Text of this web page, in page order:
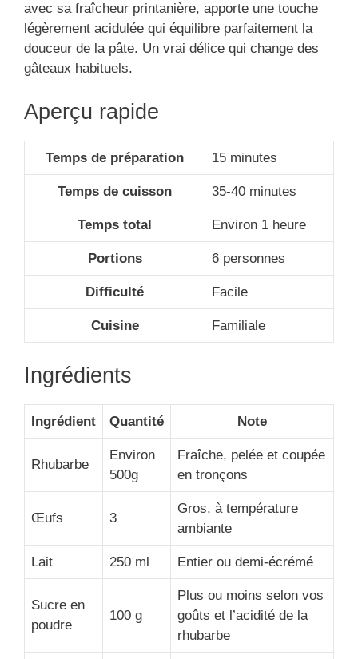
avec sa fraîcheur printanière, apporte une touche
légèrement acidulée qui équilibre parfaitement la
douceur de la pâte. Un vrai délice qui change des
gâteaux habituels.
Aperçu rapide
Temps de préparation 15 minutes
Temps de cuisson 35-40 minutes
Temps total Environ 1 heure
Portions 6 personnes
Difficulté Facile
Cuisine Familiale
Ingrédients
Ingrédient Quantité Note
Rhubarbe
Environ
500g
Fraîche, pelée et coupée
en tronçons
Œufs 3
Gros, à température
ambiante
Lait 250 ml Entier ou demi-écrémé
Sucre en
poudre
100 g
Plus ou moins selon vos
goûts et l’acidité de la
rhubarbe